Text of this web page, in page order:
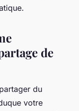
de
du
votre